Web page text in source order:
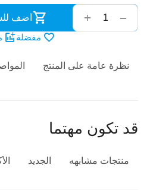
أضف
مفضلة
نظرة عامة على المنتج
قد تكون مهتما
منتجات مشابهه الجديد